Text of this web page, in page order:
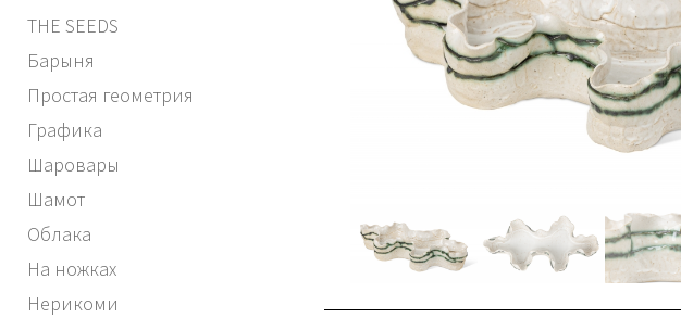
THE SEEDS
Барыня
Простая геометрия
Графика
Шаровары
Шамот
Облака
На ножках
Нерикоми